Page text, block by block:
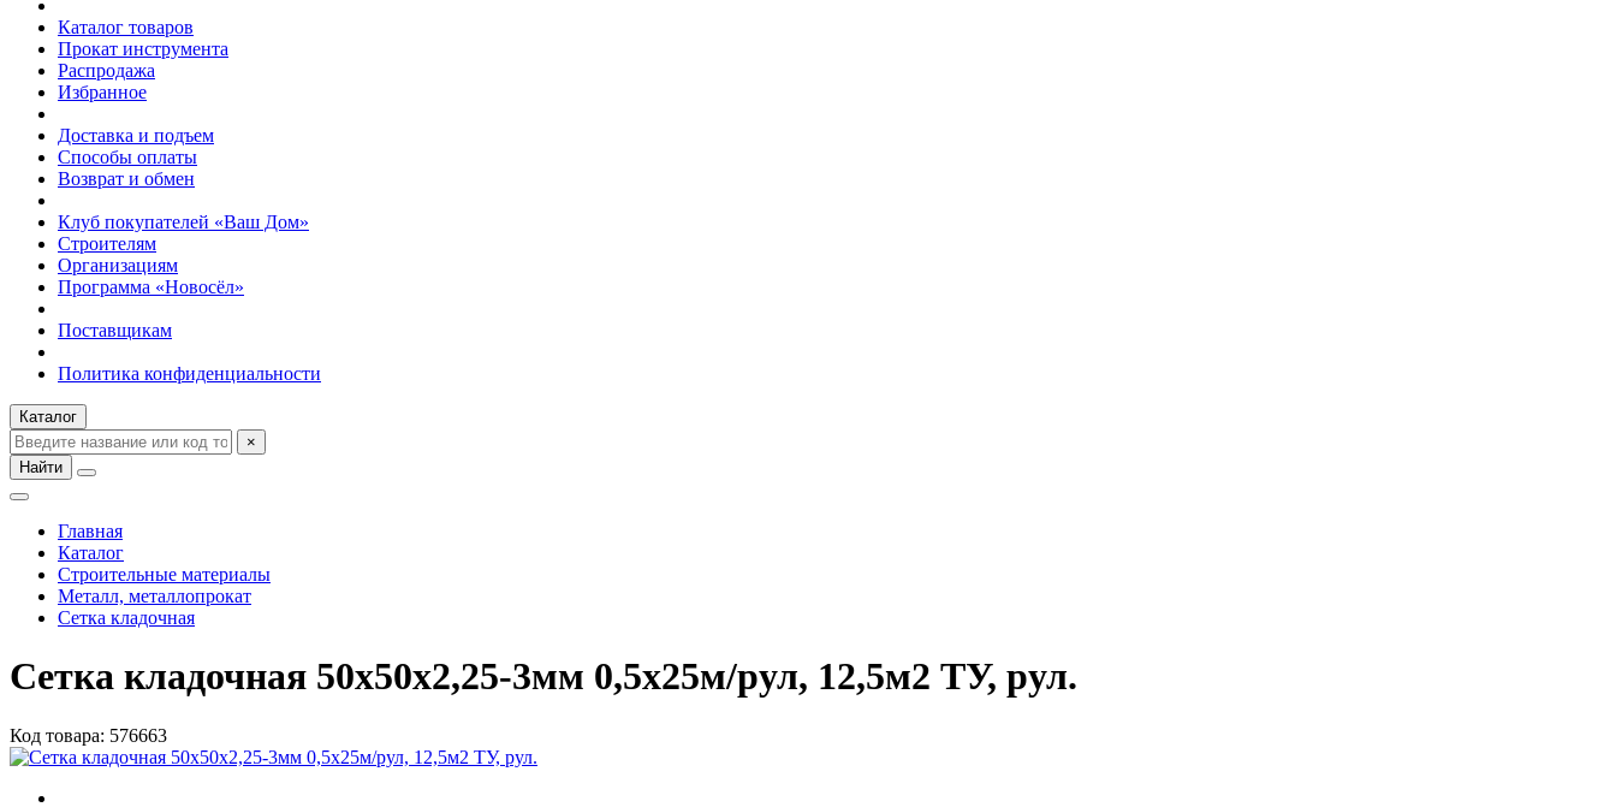
Каталог товаров
Прокат инструмента
Распродажа
Избранное
Доставка и подъем
Способы оплаты
Возврат и обмен
Клуб покупателей «Ваш Дом»
Строителям
Организациям
Программа «Новосёл»
Поставщикам
Политика конфиденциальности
Каталог
×
Найти
Главная
Каталог
Строительные материалы
Металл, металлопрокат
Сетка кладочная
Сетка кладочная 50х50х2,25-3мм 0,5х25м/рул, 12,5м2 ТУ, рул.
Код товара: 576663